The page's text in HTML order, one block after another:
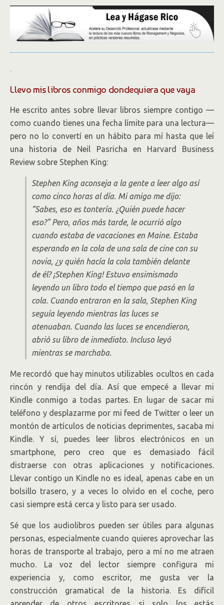
.
Llevo mis libros conmigo dondequiera que vaya
He escrito antes sobre llevar libros siempre contigo —
como cuando tienes una fecha límite para una lectura—
pero no lo convertí en un hábito para mí hasta que leí
una historia de Neil Pasricha en Harvard Business
Review sobre Stephen King:
Stephen King aconseja a la gente a leer algo así
como cinco horas al día. Mi amigo me dijo:
“Sabes, eso es tontería. ¿Quién puede hacer
eso?” Pero, años más tarde, le ocurrió algo
cuando estaba de vacaciones en Maine. Estaba
esperando en la cola de una sala de cine con su
novia, ¿y quién hacía la cola también delante
de él? ¡Stephen King! Estuvo ensimismado
leyendo un libro todo el tiempo que pasó en la
cola. Cuando entraron en la sala, Stephen King
seguía leyendo mientras las luces se
atenuaban. Cuando las luces se encendieron,
abrió su libro de inmediato. Incluso leyó
mientras se marchaba.
Me recordó que hay minutos utilizables ocultos en cada
rincón y rendija del día. Así que empecé a llevar mi
Kindle conmigo a todas partes. En lugar de sacar mi
teléfono y desplazarme por mi feed de Twitter o leer un
montón de artículos de noticias deprimentes, sacaba mi
Kindle. Y sí, puedes leer libros electrónicos en un
smartphone, pero creo que es demasiado fácil
distraerse con otras aplicaciones y notificaciones.
Llevar contigo un Kindle no es ideal, apenas cabe en un
bolsillo trasero, y a veces lo olvido en el coche, pero
casi siempre está cerca y listo para ser usado.
Sé que los audiolibros pueden ser útiles para algunas
personas, especialmente cuando quieres aprovechar las
horas de transporte al trabajo, pero a mí no me atraen
mucho. La voz del lector siempre configura mi
experiencia y, como escritor, me gusta ver la
construcción gramatical de la historia. Es difícil